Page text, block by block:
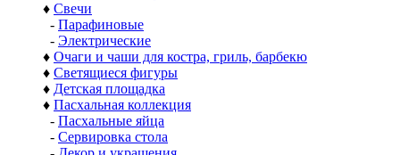
♦ Свечи
- Парафиновые
- Электрические
♦ Очаги и чаши для костра, гриль, барбекю
♦ Светящиеся фигуры
♦ Детская площадка
♦ Пасхальная коллекция
- Пасхальные яйца
- Сервировка стола